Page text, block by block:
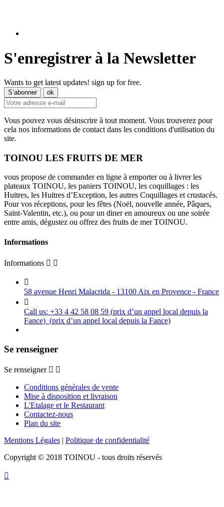
S'enregistrer à la Newsletter
Wants to get latest updates! sign up for free.
Vous pouvez vous désinscrire à tout moment. Vous trouverez pour
cela nos informations de contact dans les conditions d'utilisation du
site.
TOINOU LES FRUITS DE MER
vous propose de commander en ligne à emporter ou à livrer les
plateaux TOINOU, les paniers TOINOU, les coquillages : les
Huitres, les Huitres d’Exception, les autres Coquillages et crustacés.
Pour vos réceptions, pour les fêtes (Noël, nouvelle année, Pâques,
Saint-Valentin, etc.), ou pour un diner en amoureux ou une soirée
entre amis, dégustez ou offrez des fruits de mer TOINOU.
Informations
Informations  

58 avenue Henri Malacrida - 13100 Aix en Provence - France

Call us: +33 4 42 58 08 59 (prix d’un appel local depuis la
Fance) (prix d’un appel local depuis la Fance)
Se renseigner
Se renseigner  
Conditions générales de vente
Mise à disposition et livraison
L'Etalage et le Restaurant
Contactez-nous
Plan du site
Mentions Légales | Politique de confidentialité
Copyright © 2018 TOINOU - tous droits réservés
